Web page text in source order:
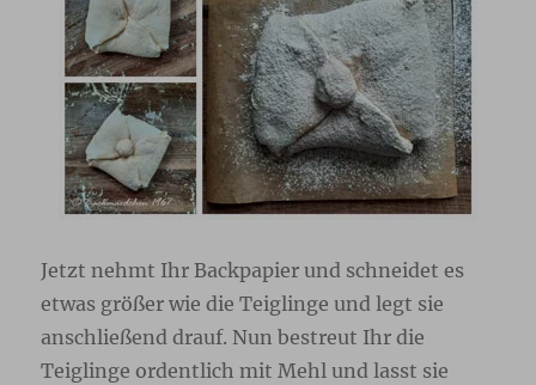
Jetzt nehmt Ihr Backpapier und schneidet es
etwas größer wie die Teiglinge und legt sie
anschließend drauf. Nun bestreut Ihr die
Teiglinge ordentlich mit Mehl und lasst sie